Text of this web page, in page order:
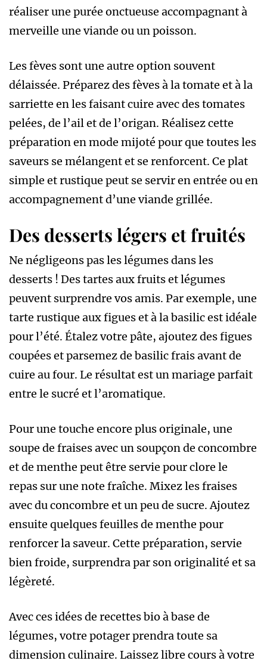
réaliser une purée onctueuse accompagnant à
merveille une viande ou un poisson.
Les fèves sont une autre option souvent
délaissée. Préparez des fèves à la tomate et à la
sarriette en les faisant cuire avec des tomates
pelées, de l’ail et de l’origan. Réalisez cette
préparation en mode mijoté pour que toutes les
saveurs se mélangent et se renforcent. Ce plat
simple et rustique peut se servir en entrée ou en
accompagnement d’une viande grillée.
Des desserts légers et fruités
Ne négligeons pas les légumes dans les
desserts ! Des tartes aux fruits et légumes
peuvent surprendre vos amis. Par exemple, une
tarte rustique aux figues et à la basilic est idéale
pour l’été. Étalez votre pâte, ajoutez des figues
coupées et parsemez de basilic frais avant de
cuire au four. Le résultat est un mariage parfait
entre le sucré et l’aromatique.
Pour une touche encore plus originale, une
soupe de fraises avec un soupçon de concombre
et de menthe peut être servie pour clore le
repas sur une note fraîche. Mixez les fraises
avec du concombre et un peu de sucre. Ajoutez
ensuite quelques feuilles de menthe pour
renforcer la saveur. Cette préparation, servie
bien froide, surprendra par son originalité et sa
légèreté.
Avec ces idées de recettes bio à base de
légumes, votre potager prendra toute sa
dimension culinaire. Laissez libre cours à votre